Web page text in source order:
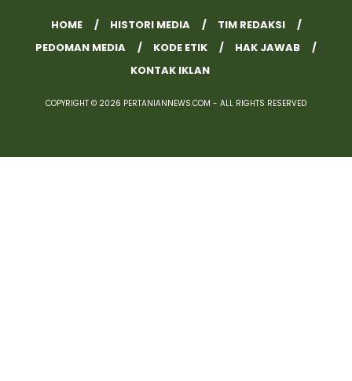
HOME HISTORI MEDIA
TIM REDAKSI
PEDOMAN MEDIA
KODE ETIK
HAK JAWAB
KONTAK IKLAN
COPYRIGHT © 2026 PERTANIANNEWS.COM - ALL RIGHTS RESERVED